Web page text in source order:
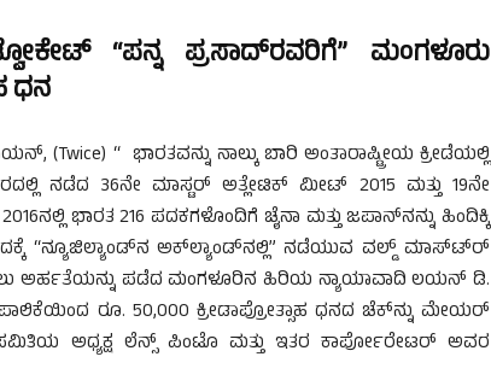
“ಪನ್ನ ಪ್ರಸಾದ್‍ರವರಿಗೆ” ಮಂಗಳೂರು
ಧನ
(Twice) “ ಭಾರತವನ್ನು ನಾಲ್ಕು ಬಾರಿ ಅಂತಾರಾಷ್ಟ್ರೀಯ ಕ್ರೀಡೆಯಲ್ಲಿ
ನಡೆದ 36ನೇ ಮಾಸ್ಟರ್ ಅತ್ಲೇಟಿಕ್ ಮೀಟ್ 2015 ಮತ್ತು 19ನೇ
ಭಾರತ 216 ಪದಕಗಳೊಂದಿಗೆ ಚೈನಾ ಮತ್ತು ಜಪಾನ್‍ನನ್ನು ಹಿಂದಿಕ್ಕಿ
“ನ್ಯೂಜಿಲ್ಯಾಂಡ್‍ನ ಅಕ್‍ಲ್ಯಾಂಡ್‍ನಲ್ಲಿ” ನಡೆಯುವ ವಲ್ಡ್ ಮಾಸ್ಟ್‍ರ್
ಅರ್ಹತೆಯನ್ನು ಪಡೆದ ಮಂಗಳೂರಿನ ಹಿರಿಯ ನ್ಯಾಯಾವಾದಿ ಲಯನ್ ಡಿ.
ರೂ. 50,000 ಕ್ರೀಡಾಪ್ರೋತ್ಸಾಹ ಧನದ ಚೆಕ್‍ನ್ನು ಮೇಯರ್
ಅಧ್ಯಕ್ಷ ಲೆನ್ಸ್ ಪಿಂಟೊ ಮತ್ತು ಇತರ ಕಾರ್ಪೋರೇಟರ್ ಅವರ